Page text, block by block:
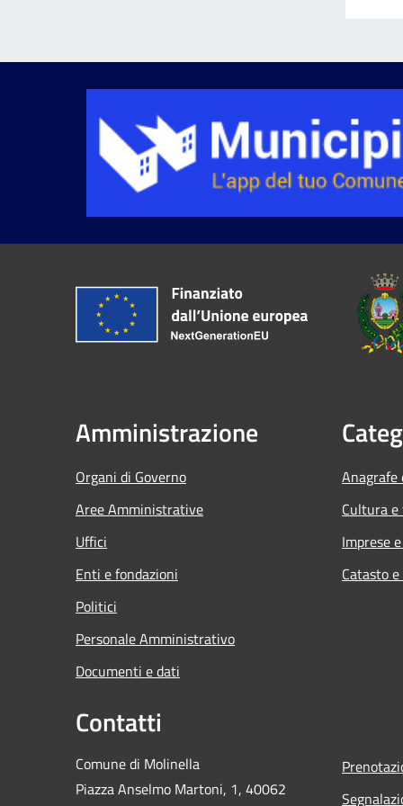
Amministrazione
Organi di Governo
Aree Amministrative
Uffici
Enti e fondazioni
Politici
Personale Amministrativo
Documenti e dati
Cultura
Imprese
Catasto
Contatti
Comune di Molinella
Piazza Anselmo Martoni, 1, 40062